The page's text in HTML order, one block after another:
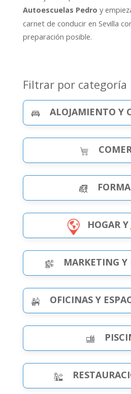
Autoescuelas Pedro y
carnet de conducir en Sevilla
preparación posible.
Filtrar por categoría
ALOJAMIENTO Y
HOGAR
MARKETING
OFICINAS Y